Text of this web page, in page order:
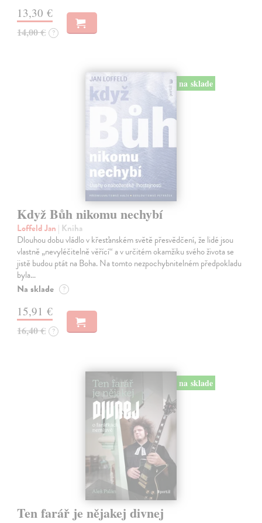
13,30 €
14,00 € ?
na sklade
Když Bůh nikomu nechybí
Loffeld Jan | Kniha
Dlouhou dobu vládlo v křesťanském světě přesvědčení, že lidé jsou
vlastně „nevyléčitelně věřící“ a v určitém okamžiku svého života se
jistě budou ptát na Boha. Na tomto nezpochybnitelném předpokladu
byla…
Na sklade ?
15,91 €
16,40 € ?
na sklade
Ten farář je nějakej divnej